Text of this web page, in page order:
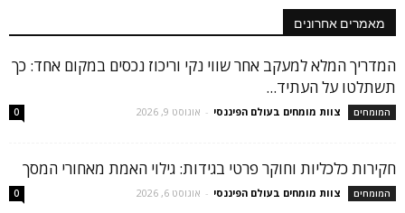
מאמרים אחרונים
המדריך המלא למעקב אחר שווי נקי וריכוז נכסים במקום אחד: כך
תשתלטו על העתיד...
המומחים צוות מומחים בעולם הפיננסי - אוגוסט 9, 2026 0
חקירות כלכליות וחוקר פרטי בגידות: גילוי האמת מאחורי המסך
המומחים צוות מומחים בעולם הפיננסי - אוגוסט 6, 2026 0